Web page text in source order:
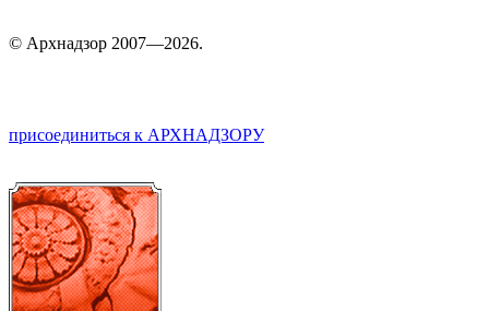
© Архнадзор 2007—2026.
присоединиться к АРХНАДЗОРУ